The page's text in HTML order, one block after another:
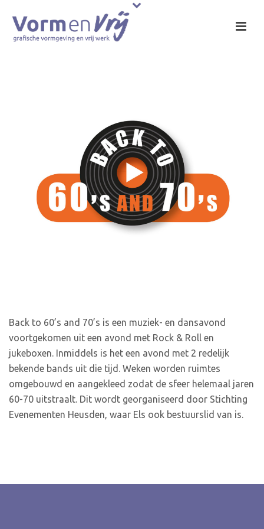
Back to 60’s and 70’s is een muziek- en dansavond
voortgekomen uit een avond met Rock & Roll en
jukeboxen. Inmiddels is het een avond met 2 redelijk
bekende bands uit die tijd. Weken worden ruimtes
omgebouwd en aangekleed zodat de sfeer helemaal jaren
60-70 uitstraalt. Dit wordt georganiseerd door Stichting
Evenementen Heusden, waar Els ook bestuurslid van is.